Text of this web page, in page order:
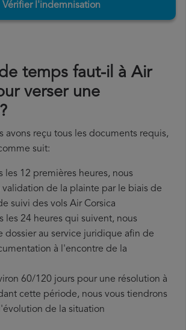
Vérifier l'indemnisation
temps faut-il à Air
verser une
avons reçu tous les documents requis,
suit:
les 12 premières heures, nous
validation de la plainte par le biais de
suivi des vols Air Corsica
les 24 heures qui suivent, nous
dossier au service juridique afin de
à l'encontre de la
60/120 jours pour une résolution à
cette période, nous vous tiendrons
de la situation